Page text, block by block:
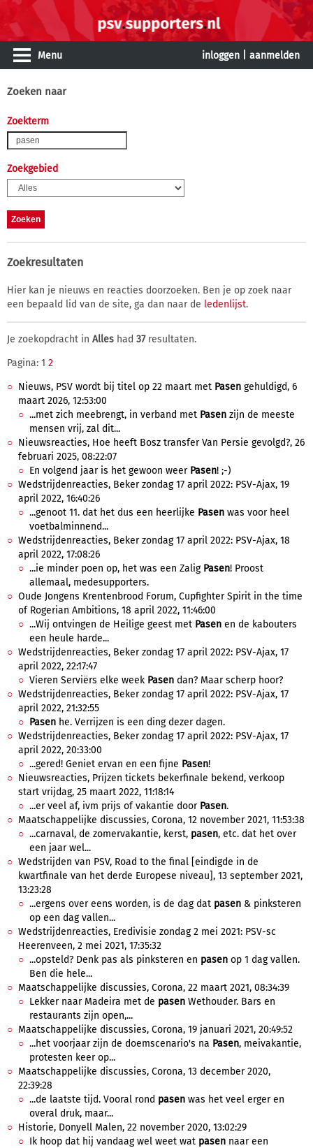
Menu inloggen aanmelden
Zoeken naar
Zoekterm
Zoekgebied
Zoekresultaten
Hier kan je nieuws en reacties doorzoeken. Ben je op zoek naar
een bepaald lid van de site, ga dan naar de ledenlijst.
Je zoekopdracht in Alles had 37resultaten.
Pagina: 1 2
Nieuws, PSV wordt bij titel op 22 maart met Pasen gehuldigd, 6
maart 2026, 12:53:00
...met zich meebrengt, in verband met Pasen zijn de meeste
mensen vrij, zal dit...
Nieuwsreacties, Hoe heeft Bosz transfer Van Persie gevolgd?, 26
februari 2025, 08:22:07
En volgend jaar is het gewoon weer Pasen! ;-)
Wedstrijdenreacties, Beker zondag 17 april 2022: PSV-Ajax, 19
april 2022, 16:40:26
...genoot 11. dat het dus een heerlijke Pasen was voor heel
voetbalminnend...
Wedstrijdenreacties, Beker zondag 17 april 2022: PSV-Ajax, 18
april 2022, 17:08:26
...ie minder poen op, het was een Zalig Pasen! Proost
allemaal, medesupporters.
Oude Jongens Krentenbrood Forum, Cupfighter Spirit in the time
of Rogerian Ambitions, 18 april 2022, 11:46:00
...Wij ontvingen de Heilige geest met Pasen en de kabouters
een heule harde...
Wedstrijdenreacties, Beker zondag 17 april 2022: PSV-Ajax, 17
april 2022, 22:17:47
Vieren Serviërs elke week Pasen dan? Maar scherp hoor?
Wedstrijdenreacties, Beker zondag 17 april 2022: PSV-Ajax, 17
april 2022, 21:32:55
Pasen he. Verrijzen is een ding dezer dagen.
Wedstrijdenreacties, Beker zondag 17 april 2022: PSV-Ajax, 17
april 2022, 20:33:00
...gered! Geniet ervan en een fijne Pasen!
Nieuwsreacties, Prijzen tickets bekerfinale bekend, verkoop
start vrijdag, 25 maart 2022, 11:18:14
...er veel af, ivm prijs of vakantie door Pasen.
Maatschappelijke discussies, Corona, 12 november 2021, 11:53:38
...carnaval, de zomervakantie, kerst, pasen, etc. dat het over
een jaar wel...
Wedstrijden van PSV, Road to the final [eindigde in de
kwartfinale van het derde Europese niveau], 13 september 2021,
13:23:28
...ergens over eens worden, is de dag dat pasen & pinksteren
op een dag vallen...
Wedstrijdenreacties, Eredivisie zondag 2 mei 2021: PSV-sc
Heerenveen, 2 mei 2021, 17:35:32
...opsteld? Denk pas als pinksteren en pasen op 1 dag vallen.
Ben die hele...
Maatschappelijke discussies, Corona, 22 maart 2021, 08:34:39
Lekker naar Madeira met de pasen Wethouder. Bars en
restaurants zijn open,...
Maatschappelijke discussies, Corona, 19 januari 2021, 20:49:52
...het voorjaar zijn de doemscenario's na Pasen, meivakantie,
protesten keer op...
Maatschappelijke discussies, Corona, 13 december 2020,
22:39:28
...de laatste tijd. Vooral rond pasen was het veel erger en
overal druk, maar...
Historie, Donyell Malen, 22 november 2020, 13:02:29
Ik hoop dat hij vandaag wel weet wat pasen naar een